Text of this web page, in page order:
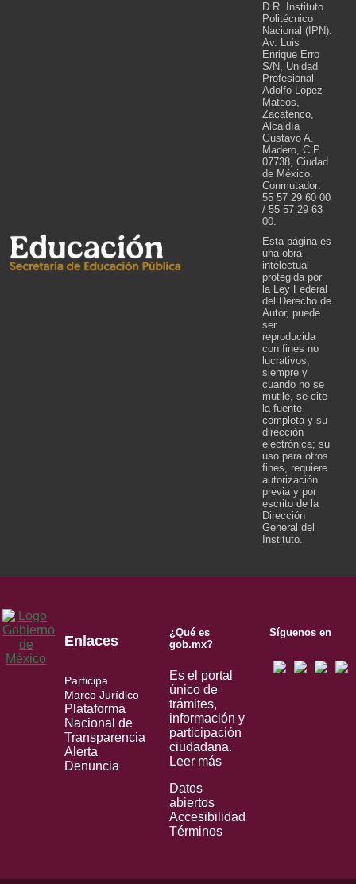
D.R. Instituto
Politécnico
Nacional (IPN).
Av. Luis
Enrique Erro
S/N, Unidad
Profesional
Adolfo López
Mateos,
Zacatenco,
Alcaldía
Gustavo A.
Madero, C.P.
07738, Ciudad
de México.
Conmutador:
55 57 29 60 00
/ 55 57 29 63
00.
Esta página es
una obra
intelectual
protegida por
la Ley Federal
del Derecho de
Autor, puede
ser
reproducida
con fines no
lucrativos,
siempre y
cuando no se
mutile, se cite
la fuente
completa y su
dirección
electrónica; su
uso para otros
fines, requiere
autorización
previa y por
escrito de la
Dirección
General del
Instituto.
Enlaces
Participa
Marco Jurídico
Plataforma
Nacional de
Transparencia
Alerta
Denuncia
¿Qué es
gob.mx?
Es el portal
único de
trámites,
información y
participación
ciudadana.
Leer más
Datos
abiertos
Accesibilidad
Términos
Síguenos en